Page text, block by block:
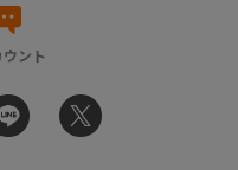
ウント